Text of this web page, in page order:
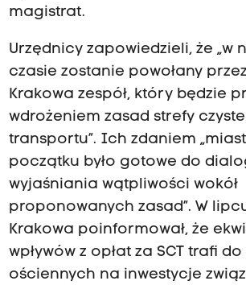
magistrat.
Urzędnicy zapowiedzieli, że „w
czasie zostanie powołany
Krakowa zespół, który będzie
wdrożeniem zasad strefy
transportu”. Ich zdaniem
początku było gotowe do
wyjaśniania wątpliwości wokół
proponowanych zasad”. W
Krakowa poinformował, że
wpływów z opłat za SCT trafi
ościennych na inwestycje